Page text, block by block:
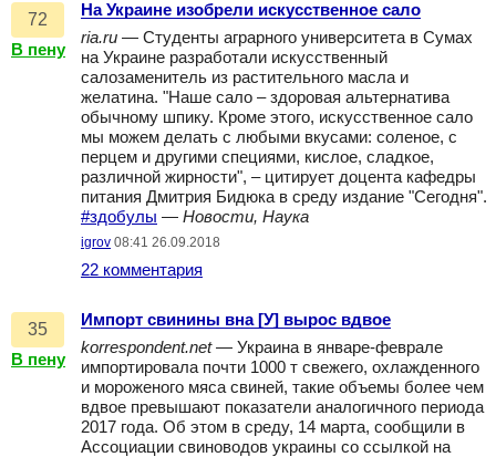
72
В пену
На Украине изобрели искусственное сало
ria.ru — Студенты аграрного университета в Сумах
на Украине разработали искусственный
салозаменитель из растительного масла и
желатина. "Наше сало – здоровая альтернатива
обычному шпику. Кроме этого, искусственное сало
мы можем делать с любыми вкусами: соленое, с
перцем и другими специями, кислое, сладкое,
различной жирности", – цитирует доцента кафедры
питания Дмитрия Бидюка в среду издание "Сегодня".
#здобулы — Новости, Наука
igrov 08:41 26.09.2018
22 комментария
35
В пену
Импорт свинины вна [У] вырос вдвое
korrespondent.net— Украина в январе-феврале
импортировала почти 1000 т свежего, охлажденного
и мороженого мяса свиней, такие объемы более чем
вдвое превышают показатели аналогичного периода
2017 года. Об этом в среду, 14 марта, сообщили в
Ассоциации свиноводов украины со ссылкой на